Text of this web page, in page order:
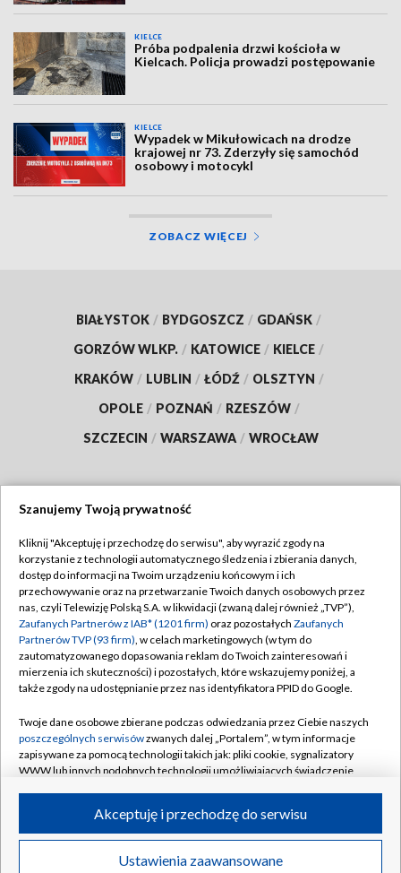
KIELCE
Próba podpalenia drzwi kościoła w
Kielcach. Policja prowadzi postępowanie
KIELCE
Wypadek w Mikułowicach na drodze
krajowej nr 73. Zderzyły się samochód
osobowy i motocykl
ZOBACZ WIĘCEJ
BIAŁYSTOK / BYDGOSZCZ / GDAŃSK /
GORZÓW WLKP. / KATOWICE / KIELCE /
KRAKÓW / LUBLIN / ŁÓDŹ / OLSZTYN /
OPOLE / POZNAŃ / RZESZÓW /
SZCZECIN / WARSZAWA / WROCŁAW
TVP
Abonament TVP
Emisja w TVP
Centrum informacji TVP
Naziemna Telewizja Cyfrowa
Rada Programowa
System NOS
Informacje o nadawcy
Program dla prasy
Regulamin TVP
Polityka prywatności
Moje zgody
Pomoc
Kontakt
Kanały
©2026 Telewizja Polska S.A. w likwidacji
Szanujemy Twoją prywatność
Kliknij "Akceptuję i przechodzę do serwisu", aby wyrazić zgody na
korzystanie z technologii automatycznego śledzenia i zbierania danych,
dostęp do informacji na Twoim urządzeniu końcowym i ich
przechowywanie oraz na przetwarzanie Twoich danych osobowych przez
nas, czyli Telewizję Polską S.A. w likwidacji (zwaną dalej również „TVP”),
Zaufanych Partnerów z IAB* (1201 firm) oraz pozostałych Zaufanych
Partnerów TVP (93 firm), w celach marketingowych (w tym do
zautomatyzowanego dopasowania reklam do Twoich zainteresowań i
mierzenia ich skuteczności) i pozostałych, które wskazujemy poniżej, a
także zgody na udostępnianie przez nas identyfikatora PPID do Google.
Twoje dane osobowe zbierane podczas odwiedzania przez Ciebie naszych
poszczególnych serwisówzwanych dalej „Portalem”, w tym informacje
zapisywane za pomocą technologii takich jak: pliki cookie, sygnalizatory
WWW lub innych podobnych technologii umożliwiających świadczenie
ruchu w Internecie.
Twoje dane osobowe zbierane podczas odwiedzania przez Ciebie
poszczególnych serwisówna Portalu, takie jak adresy IP, identyfikatory
Ustawienia zaawansowane
Akceptuję i przechodzę do serwisu